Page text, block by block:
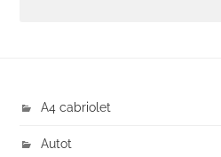
A4 cabriolet
Autot